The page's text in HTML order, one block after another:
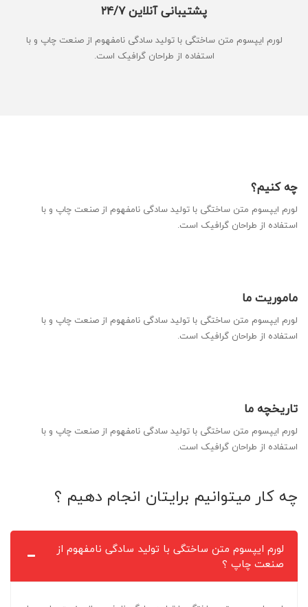
پشتیبانی آنلاین ۲۴/۷
لورم ایپسوم متن ساختگی با تولید سادگی نامفهوم از صنعت چاپ و با
استفاده از طراحان گرافیک است.
چه کنیم؟
لورم ایپسوم متن ساختگی با تولید سادگی نامفهوم از صنعت چاپ و با
استفاده از طراحان گرافیک است.
ماموریت ما
لورم ایپسوم متن ساختگی با تولید سادگی نامفهوم از صنعت چاپ و با
استفاده از طراحان گرافیک است.
تاریخچه ما
لورم ایپسوم متن ساختگی با تولید سادگی نامفهوم از صنعت چاپ و با
استفاده از طراحان گرافیک است.
چه کار میتوانیم برایتان انجام دهیم ؟
لورم ایپسوم متن ساختگی با تولید سادگی نامفهوم از
صنعت چاپ ؟